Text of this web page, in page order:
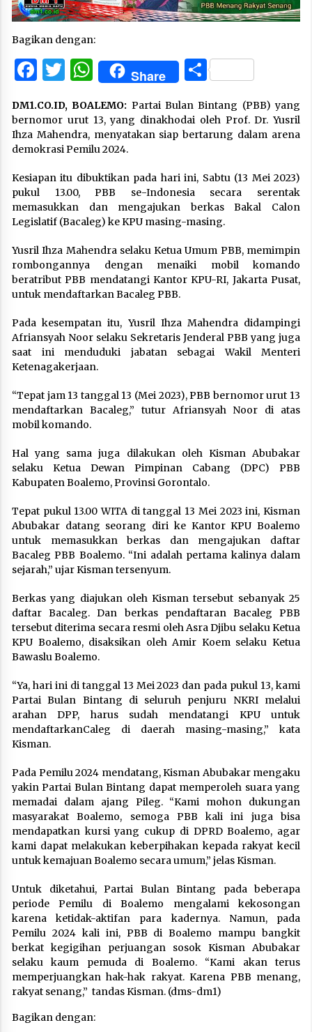
Bagikan dengan:
Facebook
Twitter
WhatsApp
Share Share
DM1.CO.ID, BOALEMO: Partai Bulan Bintang (PBB) yang
bernomor urut 13, yang dinakhodai oleh Prof. Dr. Yusril
Ihza Mahendra, menyatakan siap bertarung dalam arena
demokrasi Pemilu 2024.
Kesiapan itu dibuktikan pada hari ini, Sabtu (13 Mei 2023)
pukul 13.00, PBB se-Indonesia secara serentak
memasukkan dan mengajukan berkas Bakal Calon
Legislatif (Bacaleg) ke KPU masing-masing.
Yusril Ihza Mahendra selaku Ketua Umum PBB, memimpin
rombongannya dengan menaiki mobil komando
beratribut PBB mendatangi Kantor KPU-RI, Jakarta Pusat,
untuk mendaftarkan Bacaleg PBB.
Pada kesempatan itu, Yusril Ihza Mahendra didampingi
Afriansyah Noor selaku Sekretaris Jenderal PBB yang juga
saat ini menduduki jabatan sebagai Wakil Menteri
Ketenagakerjaan.
“Tepat jam 13 tanggal 13 (Mei 2023), PBB bernomor urut 13
mendaftarkan Bacaleg,” tutur Afriansyah Noor di atas
mobil komando.
Hal yang sama juga dilakukan oleh Kisman Abubakar
selaku Ketua Dewan Pimpinan Cabang (DPC) PBB
Kabupaten Boalemo, Provinsi Gorontalo.
Tepat pukul 13.00 WITA di tanggal 13 Mei 2023 ini, Kisman
Abubakar datang seorang diri ke Kantor KPU Boalemo
untuk memasukkan berkas dan mengajukan daftar
Bacaleg PBB Boalemo. “Ini adalah pertama kalinya dalam
sejarah,” ujar Kisman tersenyum.
Berkas yang diajukan oleh Kisman tersebut sebanyak 25
daftar Bacaleg. Dan berkas pendaftaran Bacaleg PBB
tersebut diterima secara resmi oleh Asra Djibu selaku Ketua
KPU Boalemo, disaksikan oleh Amir Koem selaku Ketua
Bawaslu Boalemo.
“Ya, hari ini di tanggal 13 Mei 2023 dan pada pukul 13, kami
Partai Bulan Bintang di seluruh penjuru NKRI melalui
arahan DPP, harus sudah mendatangi KPU untuk
mendaftarkanCaleg di daerah masing-masing,” kata
Kisman.
Pada Pemilu 2024 mendatang, Kisman Abubakar mengaku
yakin Partai Bulan Bintang dapat memperoleh suara yang
memadai dalam ajang Pileg. “Kami mohon dukungan
masyarakat Boalemo, semoga PBB kali ini juga bisa
mendapatkan kursi yang cukup di DPRD Boalemo, agar
kami dapat melakukan keberpihakan kepada rakyat kecil
untuk kemajuan Boalemo secara umum,” jelas Kisman.
Untuk diketahui, Partai Bulan Bintang pada beberapa
periode Pemilu di Boalemo mengalami kekosongan
karena ketidak-aktifan para kadernya. Namun, pada
Pemilu 2024 kali ini, PBB di Boalemo mampu bangkit
berkat kegigihan perjuangan sosok Kisman Abubakar
selaku kaum pemuda di Boalemo. “Kami akan terus
memperjuangkan hak-hak rakyat. Karena PBB menang,
rakyat senang,” tandas Kisman. (dms-dm1)
Bagikan dengan: